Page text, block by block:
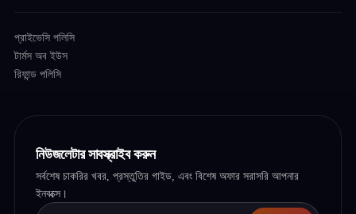
প্রাইভেসি পলিসি
টার্মস অব ইউস
রিফান্ড পলিসি
নিউজলেটার সাবস্ক্রাইব করুন
সর্বশেষ চাকরির খবর, প্রস্তুতির গাইড, এবং বিশেষ অফার সরাসরি আপনার
ইনবক্সে।